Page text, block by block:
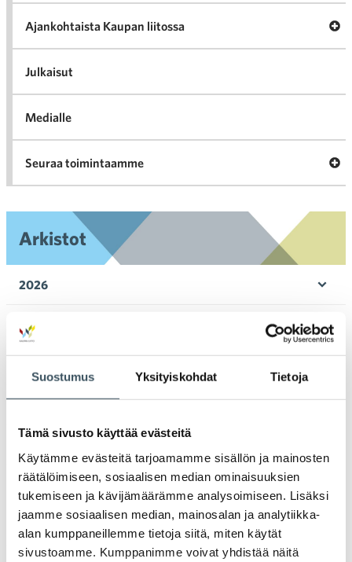
Suostumus Yksityiskohdat Tietoja
Tämä sivusto käyttää evästeitä
Käytämme evästeitä tarjoamamme sisällön ja mainosten
räätälöimiseen, sosiaalisen median ominaisuuksien
tukemiseen ja kävijämäärämme analysoimiseen. Lisäksi
jaamme sosiaalisen median, mainosalan ja analytiikka-
alan kumppaneillemme tietoja siitä, miten käytät
sivustoamme. Kumppanimme voivat yhdistää näitä
Ajankohtaista Kaupan liitossa
Julkaisut
Medialle
Seuraa toimintaamme
Arkistot
2026
2025
2023
2021
2020